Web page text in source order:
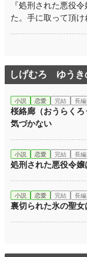
『処刑された悪役
た。手に取って頂
しげむろ ゆうき
小説 恋愛 完結 長編
桜絡廊（おうらく
気づかない
小説 恋愛 完結 長編
処刑された悪役令嬢
小説 恋愛 完結 長編
裏切られた氷の聖